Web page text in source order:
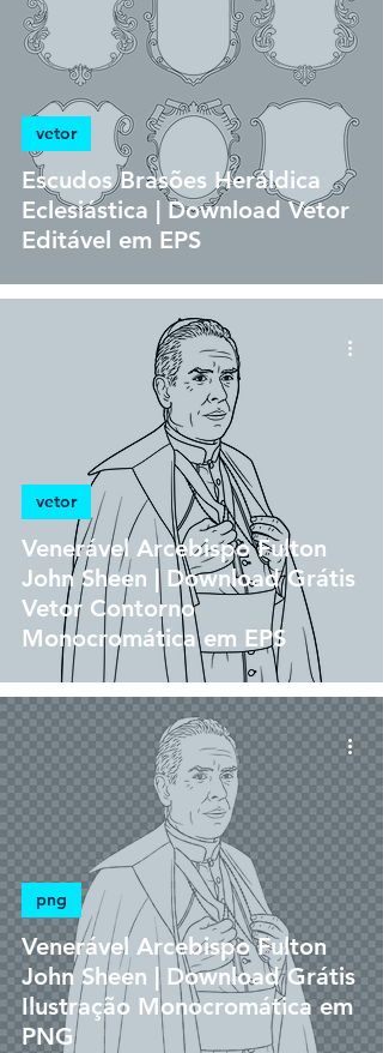
Escudos Brasões Heráldica
Eclesiástica | Download Vetor
Editável em EPS
vetor
Venerável Arcebispo Fulton
John Sheen | Download Grátis
Vetor Contorno
Monocromática em EPS
vetor
Venerável Arcebispo Fulton
John Sheen | Download Grátis
Ilustração Monocromática em
PNG
png